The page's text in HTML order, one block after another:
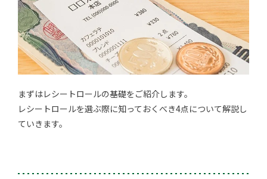
まずはレシートロールの基礎をご紹介します。
レシートロールを選ぶ際に知っておくべき4点について解説し
ていきます。